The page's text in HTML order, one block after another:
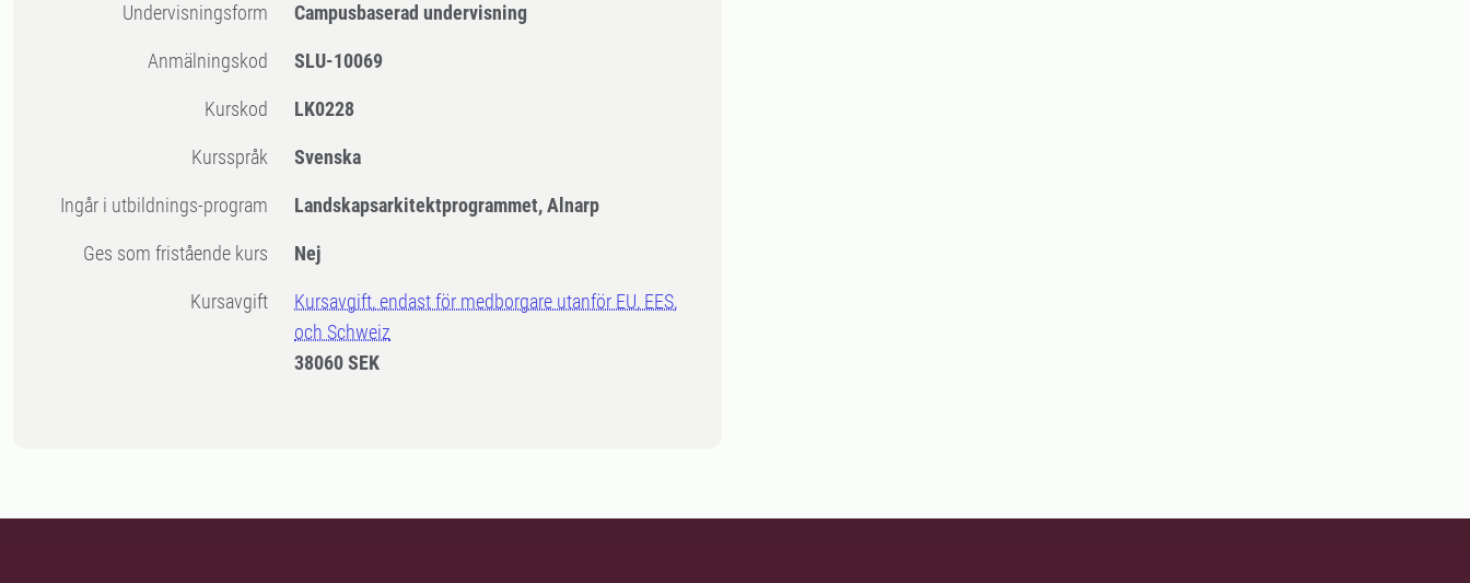
Undervisningsform Campusbaserad undervisning
Anmälningskod SLU-10069
Kurskod LK0228
Kursspråk Svenska
Ingår i utbildnings-program Landskapsarkitektprogrammet, Alnarp
Ges som fristående kurs Nej
Kursavgift
Kursavgift, endast för medborgare utanför EU, EES,
och Schweiz
38060 SEK